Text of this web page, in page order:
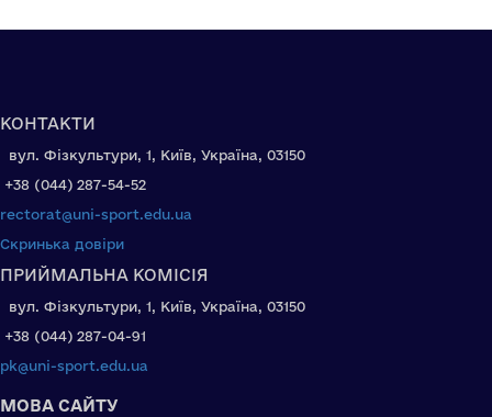
КОНТАКТИ
вул. Фізкультури, 1, Київ, Україна, 03150
+38 (044) 287-54-52
rectorat@uni-sport.edu.ua
Скринька довіри
ПРИЙМАЛЬНА КОМІСІЯ
вул. Фізкультури, 1, Київ, Україна, 03150
+38 (044) 287-04-91
pk@uni-sport.edu.ua
МОВА САЙТУ